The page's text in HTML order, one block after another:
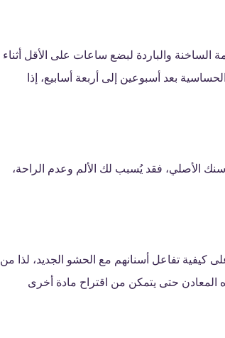
الساخنة والباردة لبضع ساعات على الأقل أثناء
بعد أسبوعين إلى أربعة أسابيع، إذا
الأصلي، فقد يُسبب لك الألم وعدم الراحة،
تفاعل أسنانهم مع الحشو الجديد، لذا من
حتى يتمكن من اقتراح مادة أخرى